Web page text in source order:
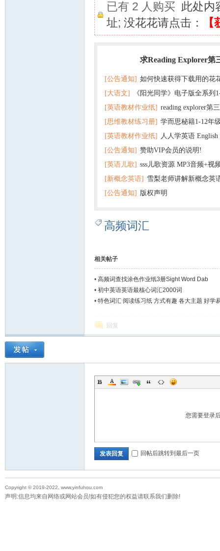
已有 2 人购买 此处内
址; 没花花请点击：
求Reading Explorer第
[公告通知] 如何快速获得下载用的花
[大语文]
《阳光同学》电子版全系列
+英语
[英语教材作业纸] reading explorer第
+音频 百度云网盘下载
[思维教材练习册] 学而思秘籍1-12年
子版PDF全册 百度网盘
[英语教材作业纸] 人人学英语
版pdf 百度网盘下载
[公告通知] 赞助VIP会员的说明!
[英语儿歌] sss儿歌资源 MP3音频+视
百度云网盘下载
[新概念英语] 雪梨老师讲解新概念英
[公告通知] 版权声明
高频词汇
相关帖子
• 高频词查找涂色作业纸3册Sight Word Dab
• 初中英语英语最核心词汇2000词
• 特色词汇 阅读练习纸 方式有趣 各大主题 好学
回复
您需要登录
发表回复 回帖后跳转到最后一页
Copyright © 2019-2022, www.yinfuhou.com
声明:信息均来自网络或网站会员!如有侵犯您的权益请联系我们删除!